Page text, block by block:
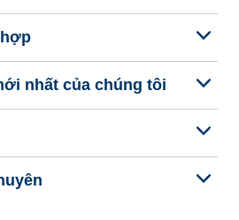
nhất của chúng tôi